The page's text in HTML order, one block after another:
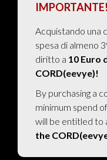
IMPORTANTE!
Acquistando una
spesa di almeno
diritto a 10 Euro
CORD(eevye)!
By purchasing a
minimum spend
will be entitled to
the